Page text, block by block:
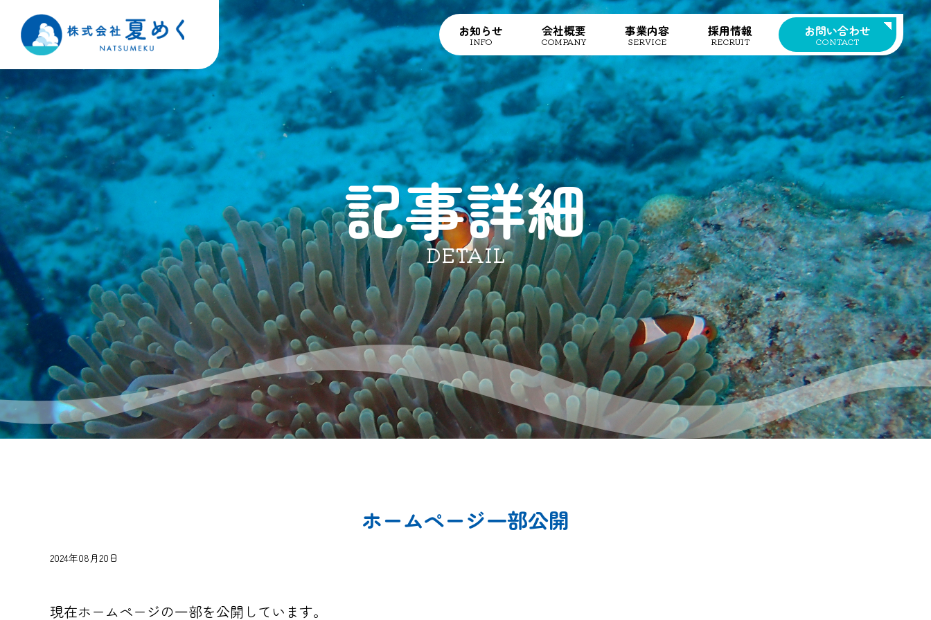
お知らせ
INFO
会社概要
COMPANY
事業内容
SERVICE
採用情報
RECRUIT
お問い合わせ
CONTACT
記事詳細
DETAIL
ホームページ一部公開
2024年08月20日
現在ホームページの一部を公開しています。